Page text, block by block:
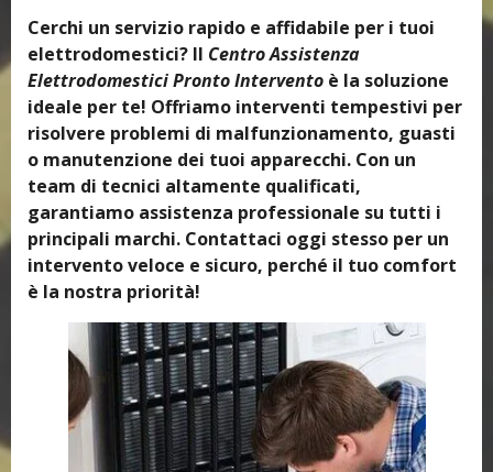
Cerchi un servizio rapido e affidabile per i tuoi
elettrodomestici? Il Centro Assistenza
Elettrodomestici Pronto Intervento è la soluzione
ideale per te! Offriamo interventi tempestivi per
risolvere problemi di malfunzionamento, guasti
o manutenzione dei tuoi apparecchi. Con un
team di tecnici altamente qualificati,
garantiamo assistenza professionale su tutti i
principali marchi. Contattaci oggi stesso per un
intervento veloce e sicuro, perché il tuo comfort
è la nostra priorità!